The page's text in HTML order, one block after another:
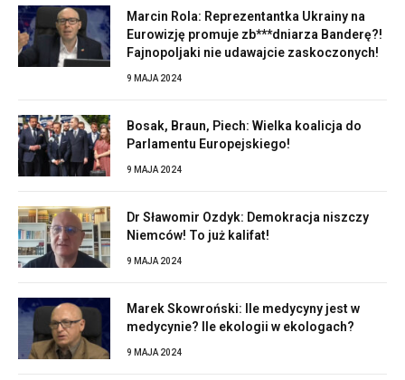
Marcin Rola: Reprezentantka Ukrainy na
Eurowizję promuje zb***dniarza Banderę?!
Fajnopoljaki nie udawajcie zaskoczonych!
9 MAJA 2024
Bosak, Braun, Piech: Wielka koalicja do
Parlamentu Europejskiego!
9 MAJA 2024
Dr Sławomir Ozdyk: Demokracja niszczy
Niemców! To już kalifat!
9 MAJA 2024
Marek Skowroński: Ile medycyny jest w
medycynie? Ile ekologii w ekologach?
9 MAJA 2024